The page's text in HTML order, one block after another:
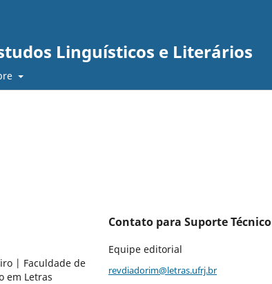
Linguísticos e Literários
| Faculdade de
em Letras
Contato para Suporte Técnico
Equipe editorial
revdiadorim@letras.ufrj.br